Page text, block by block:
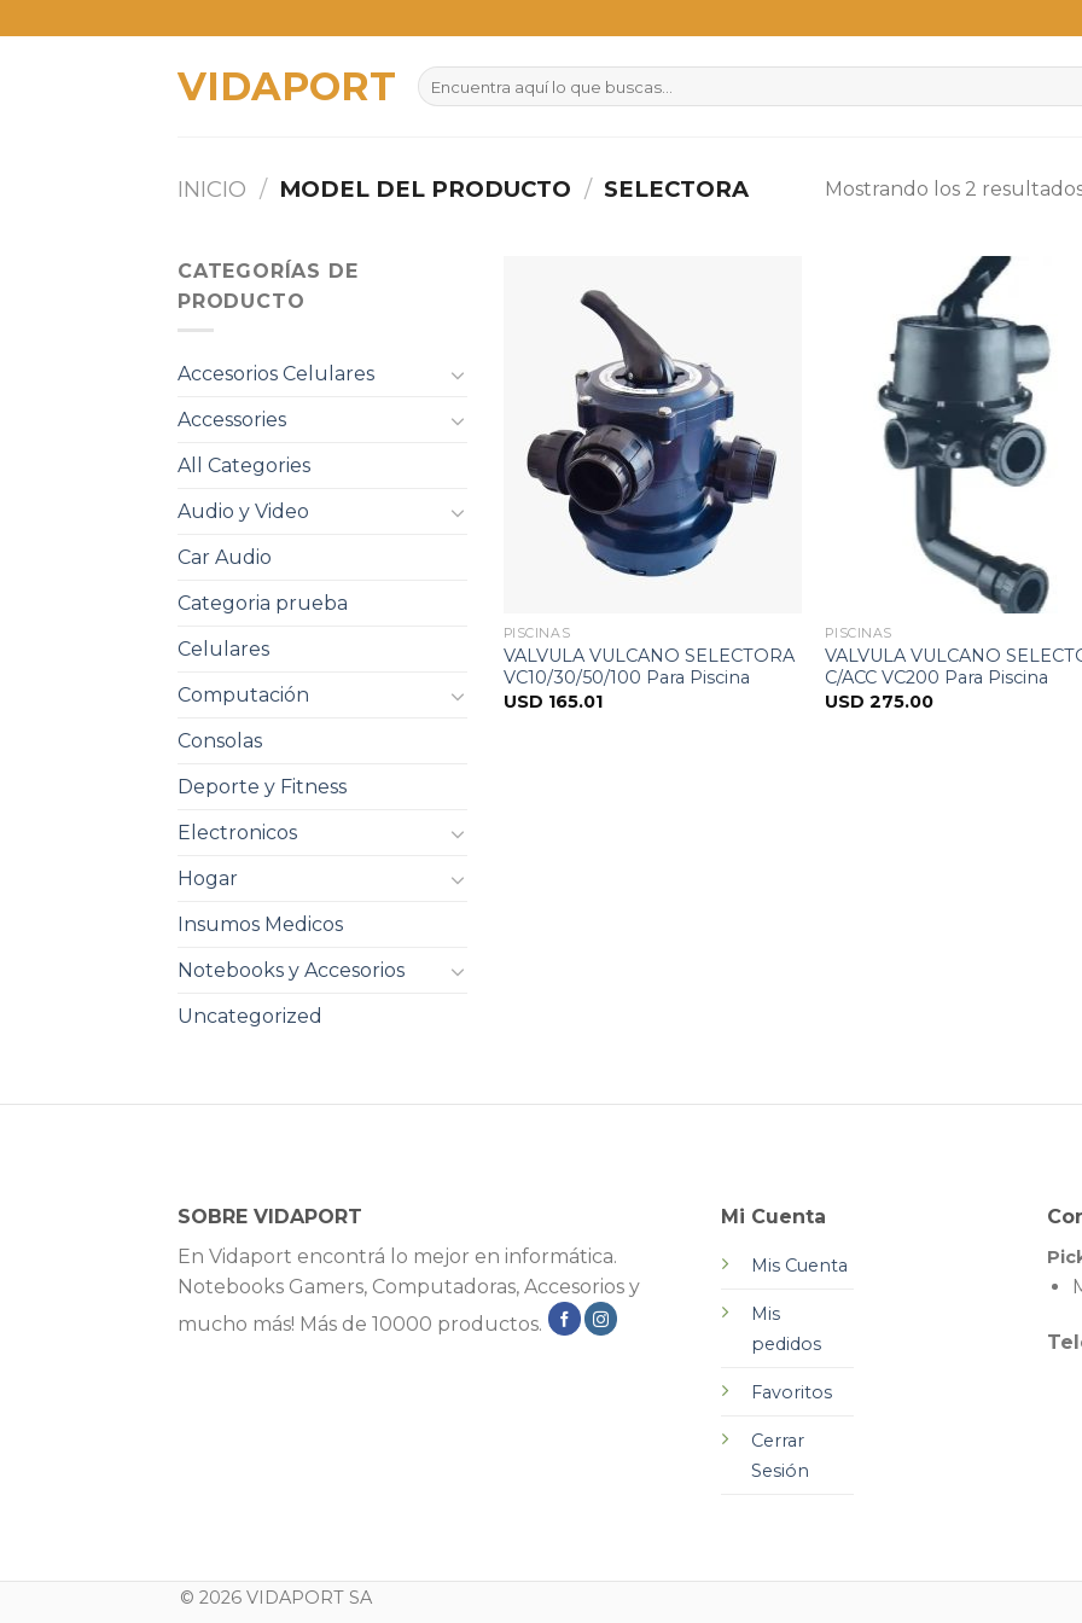
to
VIDAPORT
Buscar
por:
INICIO / MODEL DEL PRODUCTO / SELECTORA Mostrando los 2
CATEGORÍAS DE
PRODUCTO
Accesorios Celulares
Accessories
All Categories
Audio y Video
Car Audio
Categoria prueba
Celulares
Computación
Consolas
Deporte y Fitness
Electronicos
Hogar
Insumos Medicos
Notebooks y Accesorios
Uncategorized
PISCINAS
VALVULA VULCANO SELECTORA
VC10/30/50/100 Para Piscina
USD 165.01
PISCINAS
VALVULA VULCANO
C/ACC VC200 Para Piscina
USD275.00
SOBRE VIDAPORT
En Vidaport encontrá lo mejor en informática.
Notebooks Gamers, Computadoras, Accesorios y
mucho más! Más de 10000 productos.
Mi Cuenta
Mis Cuenta
Mis
pedidos
Favoritos
Cerrar
Sesión
© 2026 VIDAPORT SA